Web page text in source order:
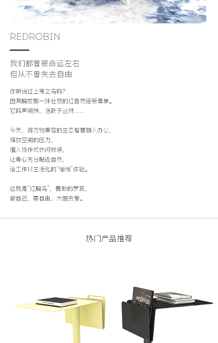
REDROBIN
我们都曾被命运左右
但从不曾失去自由
你听说过上帝之鸟吗？
因其胸前那一抹壮丽的红色而倍受尊崇。
它鸣声婉转，活跃于丛林.......
今天，将万物兼容的生态智慧融入办公，
释放空间的压力，
植入协作式休闲软装，
让身心充分贴近自然，
给工作以生活化的“愉悦”体验。
这就是“红胸鸟”，勇敢的罗宾，
做自己，要自由，大胆去爱。
热门产品推荐